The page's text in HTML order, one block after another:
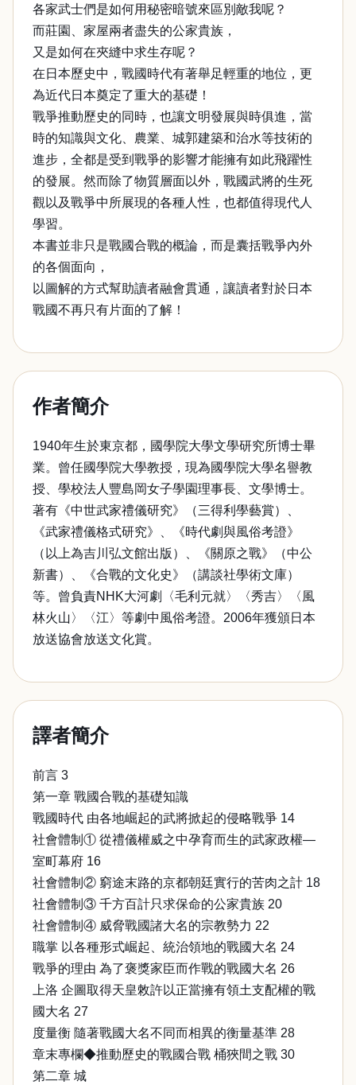
各家武士們是如何用秘密暗號來區別敵我呢？
而莊園、家屋兩者盡失的公家貴族，
又是如何在夾縫中求生存呢？
在日本歷史中，戰國時代有著舉足輕重的地位，更
為近代日本奠定了重大的基礎！
戰爭推動歷史的同時，也讓文明發展與時俱進，當
時的知識與文化、農業、城郭建築和治水等技術的
進步，全都是受到戰爭的影響才能擁有如此飛躍性
的發展。然而除了物質層面以外，戰國武將的生死
觀以及戰爭中所展現的各種人性，也都值得現代人
學習。
本書並非只是戰國合戰的概論，而是囊括戰爭內外
的各個面向，
以圖解的方式幫助讀者融會貫通，讓讀者對於日本
戰國不再只有片面的了解！
作者簡介
1940年生於東京都，國學院大學文學研究所博士畢
業。曾任國學院大學教授，現為國學院大學名譽教
授、學校法人豐島岡女子學園理事長、文學博士。
著有《中世武家禮儀研究》（三得利學藝賞）、
《武家禮儀格式研究》、《時代劇與風俗考證》
（以上為吉川弘文館出版）、《關原之戰》（中公
新書）、《合戰的文化史》（講談社學術文庫）
等。曾負責NHK大河劇〈毛利元就〉〈秀吉〉〈風
林火山〉〈江〉等劇中風俗考證。2006年獲頒日本
放送協會放送文化賞。
譯者簡介
前言 3
第一章 戰國合戰的基礎知識
戰國時代 由各地崛起的武將掀起的侵略戰爭 14
社會體制① 從禮儀權威之中孕育而生的武家政權—
室町幕府 16
社會體制② 窮途末路的京都朝廷實行的苦肉之計 18
社會體制③ 千方百計只求保命的公家貴族 20
社會體制④ 威脅戰國諸大名的宗教勢力 22
職掌 以各種形式崛起、統治領地的戰國大名 24
戰爭的理由 為了褒獎家臣而作戰的戰國大名 26
上洛 企圖取得天皇敇許以正當擁有領土支配權的戰
國大名 27
度量衡 隨著戰國大名不同而相異的衡量基準 28
章末專欄◆推動歷史的戰國合戰 桶狹間之戰 30
第二章 城